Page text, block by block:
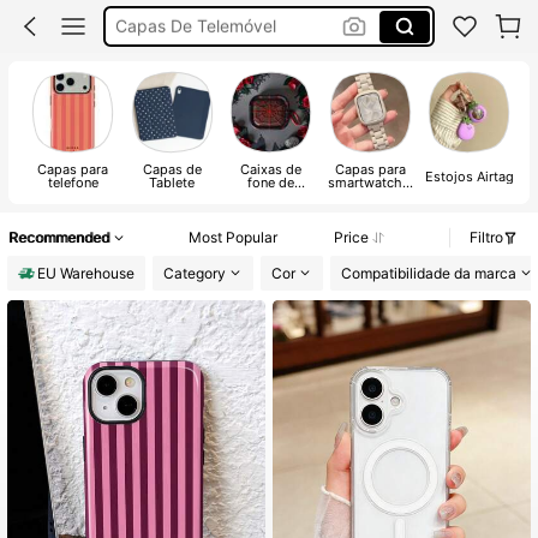
Capa De Iphone
Capa Iphone
Capas para
telefone
Capas de
Tablete
Caixas de
fone de
Capas para
smartwatch e Estojos Airtag
Recommended Most Popular Price
Filtro
EU Warehouse
Category Cor Compatibilidade da marca